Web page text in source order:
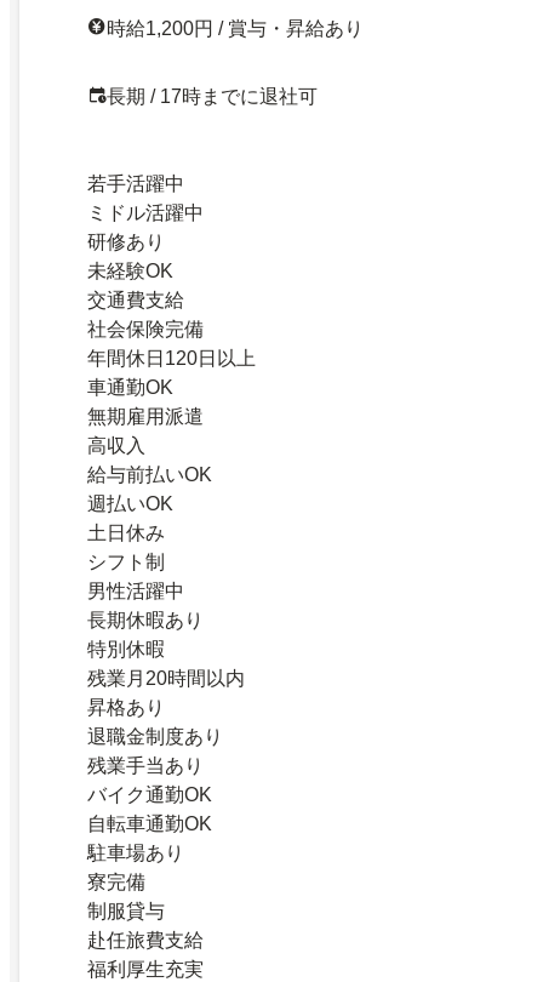
時給1,200円 / 賞与・昇給あり
長期 / 17時までに退社可
若手活躍中
ミドル活躍中
研修あり
未経験OK
交通費支給
社会保険完備
年間休日120日以上
車通勤OK
無期雇用派遣
高収入
給与前払いOK
週払いOK
土日休み
シフト制
男性活躍中
長期休暇あり
特別休暇
残業月20時間以内
昇格あり
退職金制度あり
残業手当あり
バイク通勤OK
自転車通勤OK
駐車場あり
寮完備
制服貸与
赴任旅費支給
福利厚生充実